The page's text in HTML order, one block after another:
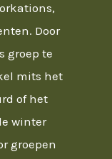
Door
groep te
mits het
of het
winter
groepen